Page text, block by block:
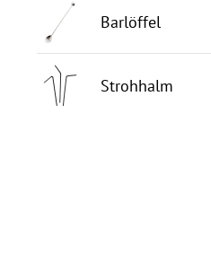
Barlöffel
Strohhalm